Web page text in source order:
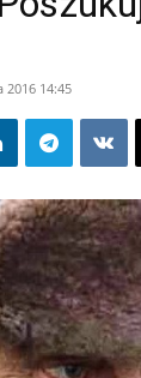
2016 14:45